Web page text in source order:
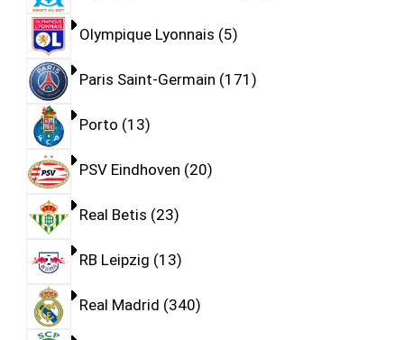
Olympique Lyonnais 5
Paris Saint-Germain 171
Porto 13
PSV Eindhoven 20
Real Betis 23
RB Leipzig 13
Real Madrid 340